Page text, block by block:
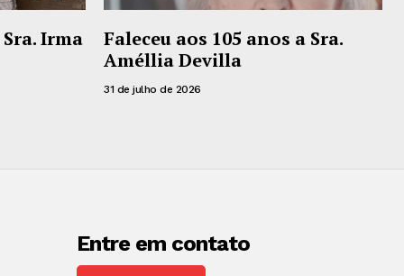
Irma
Faleceu aos 105 anos a Sra.
Améllia Devilla
31 de julho de 2026
Entre em contato